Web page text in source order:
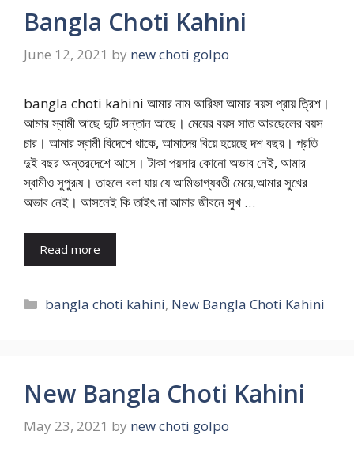
Bangla Choti Kahini
June 12, 2021 by new choti golpo
bangla choti kahini আমার নাম আরিফা আমার বয়স প্রায় ত্রিশ।
আমার স্বামী আছে দুটি সন্তান আছে। মেয়ের বয়স সাত আরছেলের বয়স
চার। আমার স্বামী বিদেশে থাকে, আমাদের বিয়ে হয়েছে দশ বছর। প্রতি
দুই বছর অন্তরদেশে আসে। টাকা পয়সার কোনো অভাব নেই, আমার
স্বামীও সুপুরূষ। তাহলে বলা যায় যে আমিভাগ্যবতী মেয়ে,আমার সুখের
অভাব নেই। আসলেই কি তাইৎ না আমার জীবনে সুখ …
Read more
Categories
bangla choti kahini, New Bangla Choti Kahini
New Bangla Choti Kahini
May 23, 2021 by new choti golpo